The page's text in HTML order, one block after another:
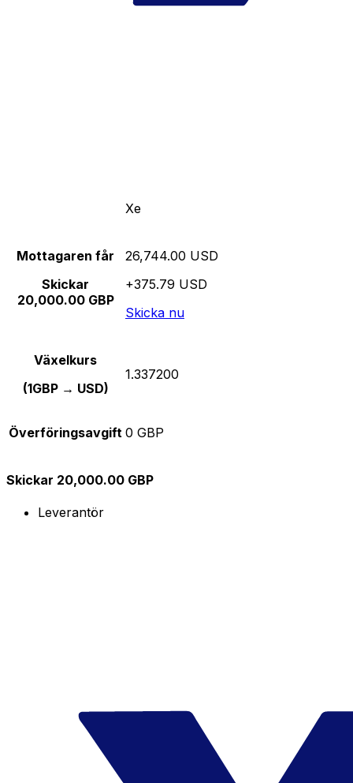
Xe
Mottagaren får
Skickar
20,000.00 GBP
26,744.00 USD
+375.79 USD
Skicka nu
Växelkurs
(1GBP → USD)
1.337200
Överföringsavgift 0 GBP
Skickar 20,000.00 GBP
Leverantör